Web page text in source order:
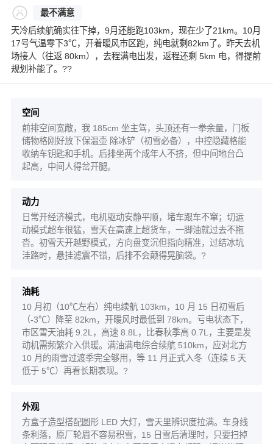
最不满意
天冷后续航确实往下掉，9月还能跑103km，现在少了21km。10月
17号气温零下3℃，开着暖风市区跑，纯电就剩82km了。昨天去机
场接人（往返 80km），去程满电出发，返程还剩 5km 电，得提前
规划补能了。??
空间
前排空间宽敞，我 185cm 坐主驾，头顶还有一拳余量，门板
储物格刚好放下保温壶 除冰铲（初雪必备），中控隐藏格能
收纳车钥匙和手机。后排坐两个成年人不挤，但中间地台凸
起高，中间人得岔开腿。
动力
日常开经济模式，电机驱动安静平顺，堵车跟车不窜；切运
动模式超车很猛，雪天在高速上超货车，一脚油就过去不拖
沓。初雪天开越野模式，方向盘变沉但指向精准，过结冰坑
洼路时，悬挂滤震不错，后排不会颠得晃脑袋。?
油耗
10 月初（10℃左右）纯电续航 103km，10 月 15 日初雪后
（-3℃）降至 82km，开暖风时最低到 78km。亏电状态下，
市区雪天油耗 9.2L，高速 8.8L，比春秋季高 0.7L，主要是发
动机需频繁介入供暖。满油满电综合续航 510km，应对北方
10 月的雨雪过渡季完全够用，等 11 月正式入冬（连续 5 天
低于 5℃）再看长期表现。?
外观
方盒子造型搭配圆形 LED 大灯，雪天里辨识度拉满。车身线
条利落，原厂轮眉不容易积雪，15 日雪后清理时，只要扫掉